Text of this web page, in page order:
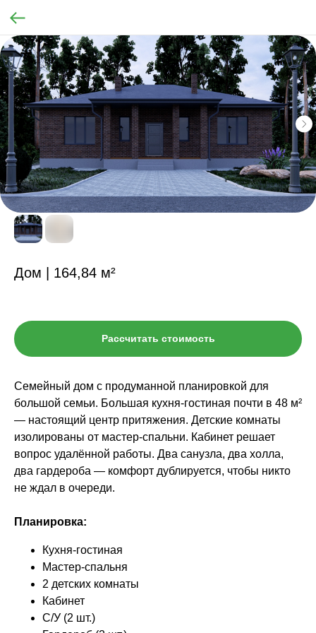
Дом | 164,84 м²
Рассчитать стоимость
Семейный дом с продуманной планировкой для
большой семьи. Большая кухня-гостиная почти в 48 м²
— настоящий центр притяжения. Детские комнаты
изолированы от мастер-спальни. Кабинет решает
вопрос удалённой работы. Два санузла, два холла,
два гардероба — комфорт дублируется, чтобы никто
не ждал в очереди.
Планировка:
Кухня-гостиная
Мастер-спальня
2 детских комнаты
Кабинет
С/У (2 шт.)